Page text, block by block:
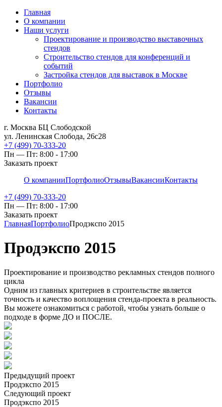
Главная
О компании
Наши услуги
Проектирование и производство выставочных
стендов
Строительство стендов для конференций и
событий
Застройка стендов для выставок в Москве
Портфолио
Отзывы
Вакансии
Контакты
г. Москва БЦ Слободской
ул. Ленинская Слобода, 26с28
+7 (499) 70-333-20
Пн — Пт: 8:00 - 17:00
Заказать проект
О компанииПортфолиоОтзывыВакансииКонтакты
+7 (499) 70-333-20
Пн — Пт: 8:00 - 17:00
Заказать проект
ГлавнаяПортфолиоПродэкспо 2015
Продэкспо 2015
Проектирование и производство рекламных стендов полного
цикла
Одним из главных критериев в строительстве является
точность и качество воплощения стенда-проекта в реальность.
Вы можете ознакомиться с работой, чтобы узнать больше о
подходе в форме ДО и ПОСЛЕ.
Предыдущий проект
Продэкспо 2015
Следующий проект
Продэкспо 2015